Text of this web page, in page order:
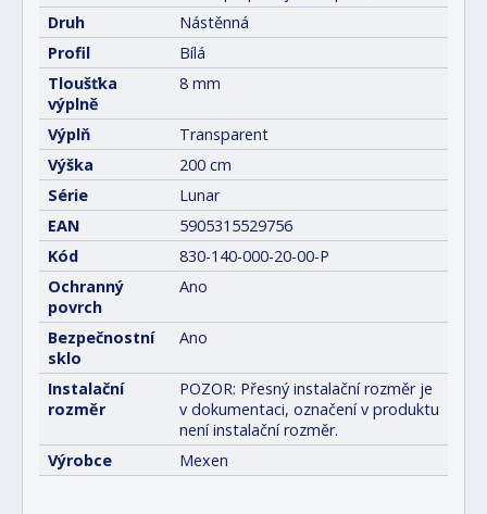
Druh
Nástěnná
Profil
Bílá
Tloušťka
výplně
8 mm
Výplň
Transparent
Výška
200 cm
Série
Lunar
EAN
5905315529756
Kód
830-140-000-20-00-P
Ochranný
povrch
Ano
Bezpečnostní
sklo
Ano
Instalační
rozměr
POZOR: Přesný instalační rozměr je
v dokumentaci, označení v produktu
není instalační rozměr.
Výrobce
Mexen